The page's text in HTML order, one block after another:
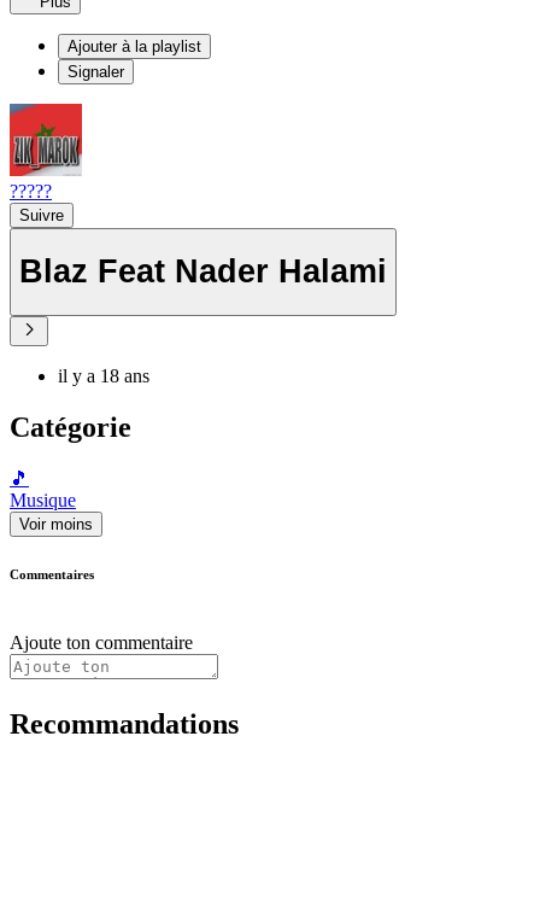
Ajouter à la playlist
Signaler
?????
Suivre
Blaz Feat Nader Halami
il y a 18 ans
Catégorie
🎵
Musique
Voir moins
Commentaires
Ajoute ton commentaire
Recommandations